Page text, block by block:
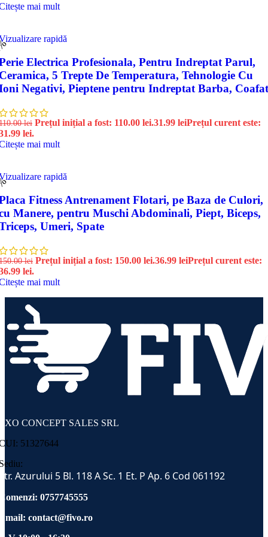
mai mult
rapidă
Electrica Profesionala, Pentru Indreptat Parul,
5 Trepte De Temperatura, Tehnologie Cu
Negativi, Pieptene pentru Indreptat Barba, Coafat
lei Prețul inițial a fost: 110.00 lei.31.99 leiPrețul curent este:
lei.
mai mult
rapidă
Fitness Antrenament Flotari, pe Baza de Culori,
Manere, pentru Muschi Abdominali, Piept, Biceps,
Umeri, Spate
lei Prețul inițial a fost: 150.00 lei.36.99 leiPrețul curent este:
lei.
mai mult
CONCEPT SALES SRL
51327644
Azurului 5 Bl. 118 A Sc. 1 Et. P Ap. 6 Cod 061192
0757745555
contact@fivo.ro